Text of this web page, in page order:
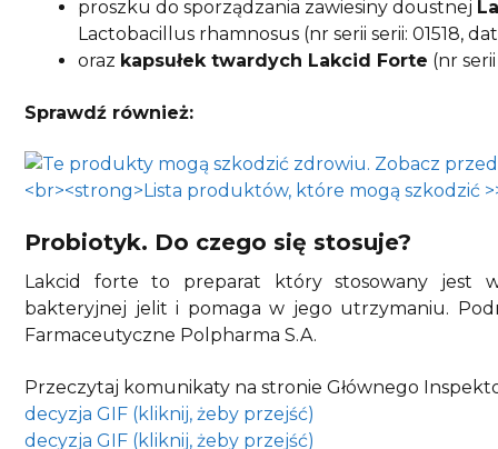
proszku do sporządzania zawiesiny doustnej
Lactobacillus rhamnosus (nr serii serii: 01518,
oraz kapsułek twardych Lakcid Forte (nr
Sprawdź również:
Probiotyk. Do czego się stosuje?
Lakcid forte to preparat który stosowany jest
bakteryjnej jelit i pomaga w jego utrzymaniu.
Farmaceutyczne Polpharma S.A.
Przeczytaj komunikaty na stronie Głównego
decyzja GIF (kliknij, żeby przejść)
decyzja GIF (kliknij, żeby przejść)